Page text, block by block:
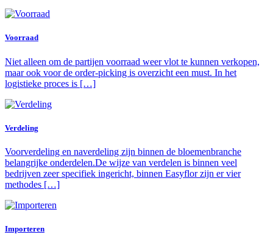
Voorraad
Niet alleen om de partijen voorraad weer vlot te kunnen verkopen,
maar ook voor de order-picking is overzicht een must. In het
logistieke proces is […]
Verdeling
Voorverdeling en naverdeling zijn binnen de bloemenbranche
belangrijke onderdelen.De wijze van verdelen is binnen veel
bedrijven zeer specifiek ingericht, binnen Easyflor zijn er vier
methodes […]
Importeren